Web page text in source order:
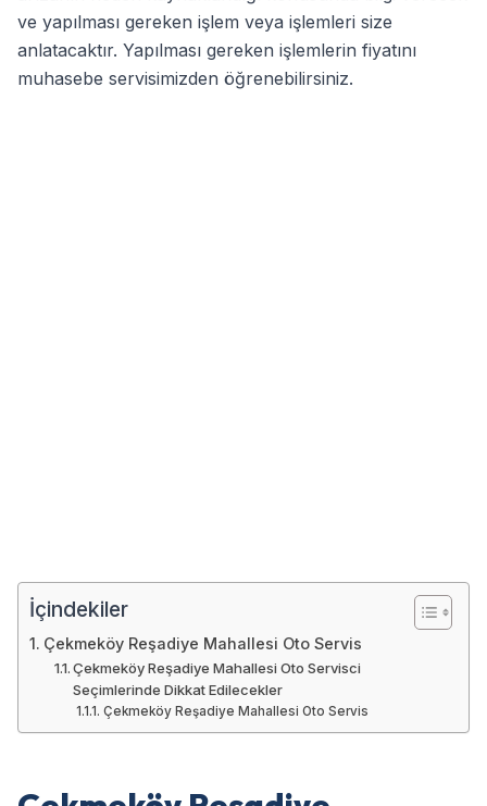
ve yapılması gereken işlem veya işlemleri size
anlatacaktır. Yapılması gereken işlemlerin fiyatını
muhasebe servisimizden öğrenebilirsiniz.
İçindekiler
Çekmeköy Reşadiye Mahallesi Oto Servis
Çekmeköy Reşadiye Mahallesi Oto Servisci
Seçimlerinde Dikkat Edilecekler
Çekmeköy Reşadiye Mahallesi Oto Servis